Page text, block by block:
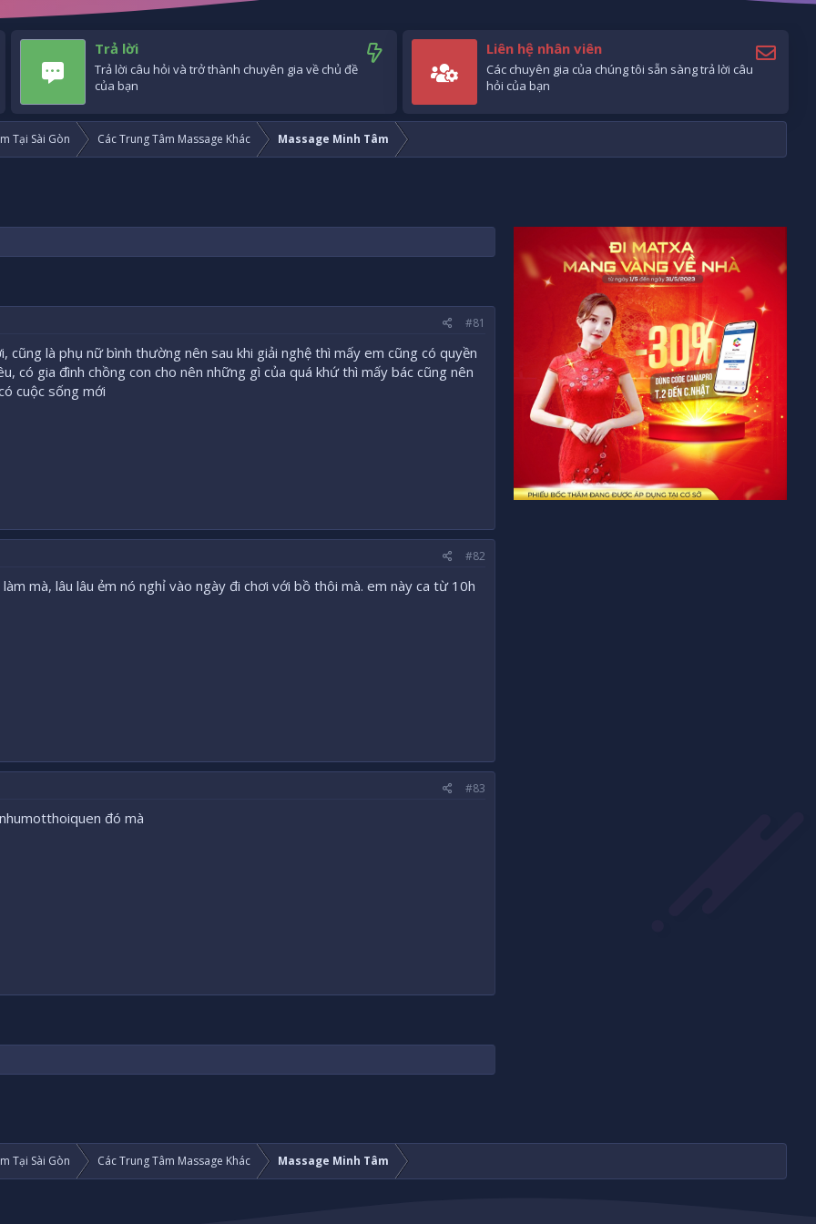
Trả lời
Trả lời câu hỏi và trở thành chuyên gia về chủ đề
của bạn
Liên hệ nhân viên
Các chuyên gia của chúng tôi sẵn sàng trả lời câu
hỏi của bạn
Tại Sài Gòn Các Trung Tâm Massage Khác Massage Minh Tâm
#81
cũng là phụ nữ bình thường nên sau khi giải nghệ thì mấy em cũng có quyền
có gia đình chồng con cho nên những gì của quá khứ thì mấy bác cũng nên
cuộc sống mới
#82
mà, lâu lâu ẻm nó nghỉ vào ngày đi chơi với bồ thôi mà. em này ca từ 10h
#83
đó mà
Tại Sài Gòn Các Trung Tâm Massage Khác Massage Minh Tâm